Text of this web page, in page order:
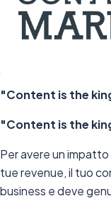
"Content is the
"Content is the
Per avere un
tue revenue, il tuo
business e deve